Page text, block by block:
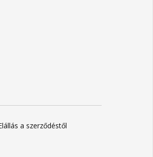
a szerződéstől